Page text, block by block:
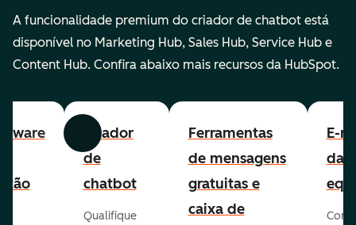
A funcionalidade premium do criador de chatbot está
disponível no Marketing Hub, Sales Hub, Service Hub e
Content Hub. Confira abaixo mais recursos da HubSpot.
Anterior Avançar
Criador
de
chatbot
Qualifique
Ferramentas
de mensagens
gratuitas e
caixa de
E-
da